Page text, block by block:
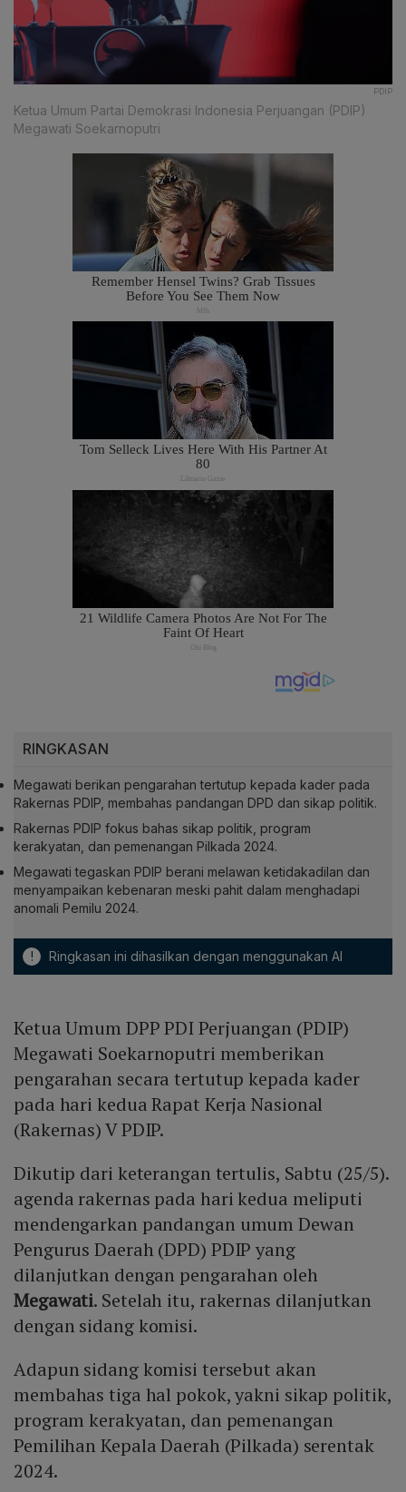
PDIP
Ketua Umum Partai Demokrasi Indonesia Perjuangan (PDIP)
Megawati Soekarnoputri
RINGKASAN
Megawati berikan pengarahan tertutup kepada kader pada
Rakernas PDIP, membahas pandangan DPD dan sikap politik.
Rakernas PDIP fokus bahas sikap politik, program
kerakyatan, dan pemenangan Pilkada 2024.
Megawati tegaskan PDIP berani melawan ketidakadilan dan
menyampaikan kebenaran meski pahit dalam menghadapi
anomali Pemilu 2024.
! Ringkasan ini dihasilkan dengan menggunakan AI
Ketua Umum DPP PDI Perjuangan (PDIP)
Megawati Soekarnoputri memberikan
pengarahan secara tertutup kepada kader
pada hari kedua Rapat Kerja Nasional
(Rakernas) V PDIP.
Dikutip dari keterangan tertulis, Sabtu (25/5).
agenda rakernas pada hari kedua meliputi
mendengarkan pandangan umum Dewan
Pengurus Daerah (DPD) PDIP yang
dilanjutkan dengan pengarahan oleh
Megawati. Setelah itu, rakernas dilanjutkan
dengan sidang komisi.
Adapun sidang komisi tersebut akan
membahas tiga hal pokok, yakni sikap politik,
program kerakyatan, dan pemenangan
Pemilihan Kepala Daerah (Pilkada) serentak
2024.